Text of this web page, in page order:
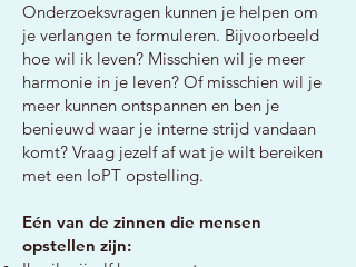
Onderzoeksvragen kunnen je helpen om
je verlangen te formuleren. Bijvoorbeeld
hoe wil ik leven? Misschien wil je meer
harmonie in je leven? Of misschien wil je
meer kunnen ontspannen en ben je
benieuwd waar je interne strijd vandaan
komt? Vraag jezelf af wat je wilt bereiken
met een IoPT opstelling.
Eén van de zinnen die mensen
opstellen zijn: